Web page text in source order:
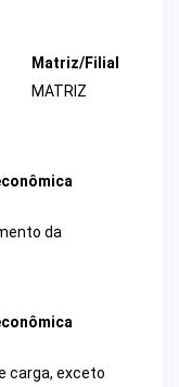
Matriz/Filial
MATRIZ
da
carga, exceto